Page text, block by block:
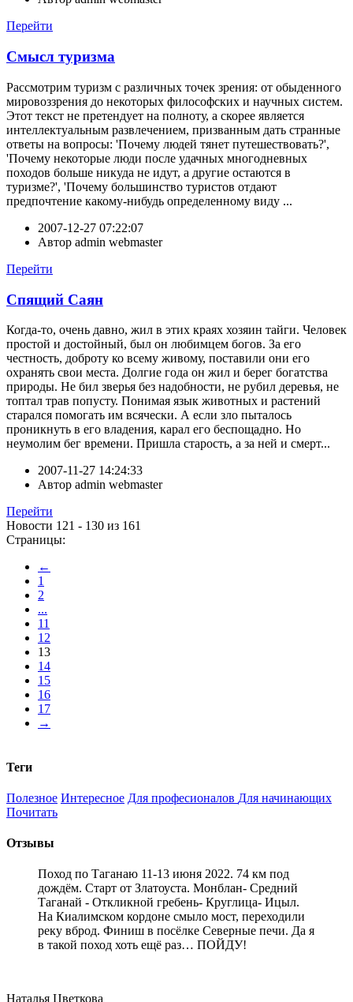
Перейти
Смысл туризма
Рассмотрим туризм с различных точек зрения: от обыденного
мировоззрения до некоторых философских и научных систем.
Этот текст не претендует на полноту, а скорее является
интеллектуальным развлечением, призванным дать странные
ответы на вопросы: 'Почему людей тянет путешествовать?',
'Почему некоторые люди после удачных многодневных
походов больше никуда не идут, а другие остаются в
туризме?', 'Почему большинство туристов отдают
предпочтение какому-нибудь определенному виду ...
2007-12-27 07:22:07
Автор admin webmaster
Перейти
Спящий Саян
Когда-то, очень давно, жил в этих краях хозяин тайги. Человек
простой и достойный, был он любимцем богов. За его
честность, доброту ко всему живому, поставили они его
охранять свои места. Долгие года он жил и берег богатства
природы. Не бил зверья без надобности, не рубил деревья, не
топтал трав попусту. Понимая язык животных и растений
старался помогать им всячески. А если зло пыталось
проникнуть в его владения, карал его беспощадно. Но
неумолим бег времени. Пришла старость, а за ней и смерт...
2007-11-27 14:24:33
Автор admin webmaster
Перейти
Новости 121 - 130 из 161
Страницы:
←
1
2
...
11
12
13
14
15
16
17
→
Теги
Полезное Интересное Для професионалов Для начинающих
Почитать
Отзывы
Поход по Таганаю 11-13 июня 2022. 74 км под
дождём. Старт от Златоуста. Монблан- Средний
Таганай - Откликной гребень- Круглица- Ицыл.
На Киалимском кордоне смыло мост, переходили
реку вброд. Финиш в посёлке Северные печи. Да я
в такой поход хоть ещё раз… ПОЙДУ!
Наталья Цветкова